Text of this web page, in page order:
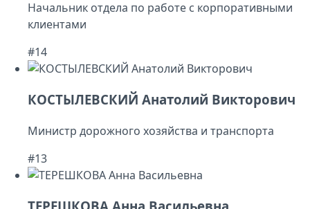
Начальник отдела по работе с корпоративными
клиентами
#14
КОСТЫЛЕВСКИЙ Анатолий Викторович
Министр дорожного хозяйства и транспорта
#13